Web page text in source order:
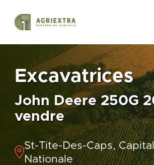
Excavatrices
John Deere 250G
vendre
St-Tite-Des-Caps,
Nationale